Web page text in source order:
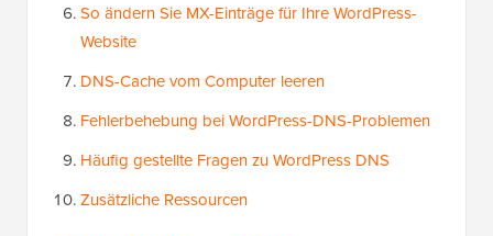
So ändern Sie MX-Einträge für Ihre WordPress-
Website
DNS-Cache vom Computer leeren
Fehlerbehebung bei WordPress-DNS-Problemen
Häufig gestellte Fragen zu WordPress DNS
Zusätzliche Ressourcen